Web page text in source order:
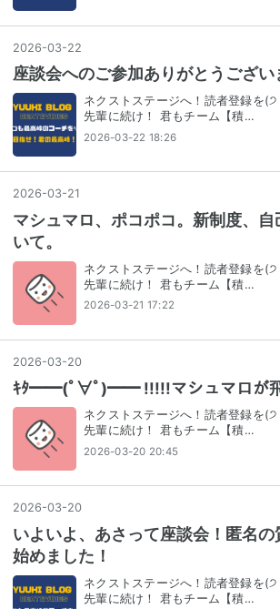
2026-03-22
座談会へのご参加ありがとうござい
ネクストステージへ！読者登録を(੭
先輩に続け！ 君もチーム【積…
2026-03-22 18:26
2026-03-21
マシュマロ、ポコポコ。新制度、
いて。
ネクストステージへ！読者登録を(੭
先輩に続け！ 君もチーム【積…
2026-03-21 17:22
2026-03-20
ｷﾀ━━(ﾟ∀ﾟ)━━ !!!!!マシュマロが飛
ネクストステージへ！読者登録を(੭
先輩に続け！ 君もチーム【積…
2026-03-20 20:45
2026-03-20
いよいよ、あさって座談会！匿名
始めました！
ネクストステージへ！読者登録を(੭
先輩に続け！ 君もチーム【積…